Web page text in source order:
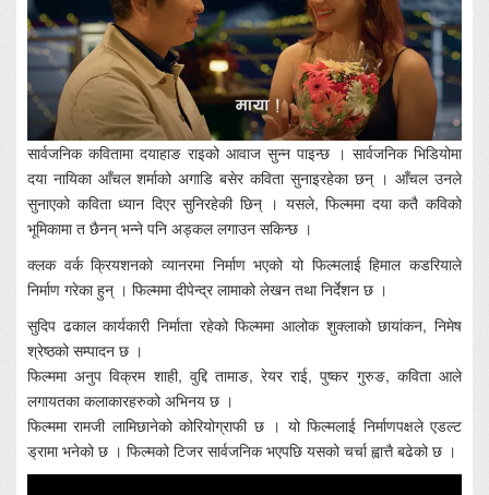
सार्वजनिक कवितामा दयाहाङ राइको आवाज सुन्न पाइन्छ । सार्वजनिक भिडियोमा
दया नायिका आँचल शर्माको अगाडि बसेर कविता सुनाइरहेका छन् । आँचल उनले
सुनाएको कविता ध्यान दिएर सुनिरहेकी छिन् । यसले, फिल्ममा दया कतै कविको
भूमिकामा त छैनन् भन्ने पनि अड्कल लगाउन सकिन्छ ।
क्लक वर्क क्रियशनको व्यानरमा निर्माण भएको यो फिल्मलाई हिमाल कडरियाले
निर्माण गरेका हुन् । फिल्ममा दीपेन्द्र लामाको लेखन तथा निर्देशन छ ।
सुदिप ढकाल कार्यकारी निर्माता रहेको फिल्ममा आलोक शुक्लाको छायांकन, निमेष
श्रेष्ठको सम्पादन छ ।
फिल्ममा अनुप विक्रम शाही, वुद्दि तामाङ, रेयर राई, पुष्कर गुरुङ, कविता आले
लगायतका कलाकारहरुको अभिनय छ ।
फिल्ममा रामजी लामिछानेको कोरियोग्राफी छ । यो फिल्मलाई निर्माणपक्षले एडल्ट
ड्रामा भनेको छ । फिल्मको टिजर सार्वजनिक भएपछि यसको चर्चा ह्वात्तै बढेको छ ।